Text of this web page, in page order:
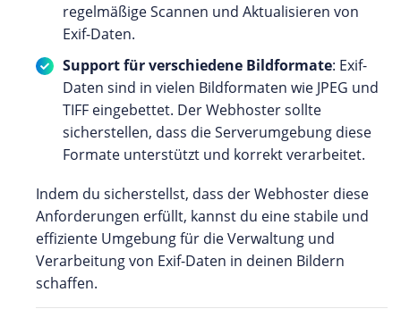
regelmäßige Scannen und Aktualisieren von
Exif-Daten.
Support für verschiedene Bildformate: Exif-
Daten sind in vielen Bildformaten wie JPEG und
TIFF eingebettet. Der Webhoster sollte
sicherstellen, dass die Serverumgebung diese
Formate unterstützt und korrekt verarbeitet.
Indem du sicherstellst, dass der Webhoster diese
Anforderungen erfüllt, kannst du eine stabile und
effiziente Umgebung für die Verwaltung und
Verarbeitung von Exif-Daten in deinen Bildern
schaffen.